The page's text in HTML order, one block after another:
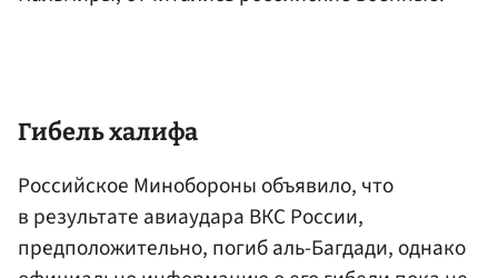
Гибель халифа
Российское Минобороны объявило, что
в результате авиаудара ВКС России,
предположительно, погиб аль-Багдади, однако